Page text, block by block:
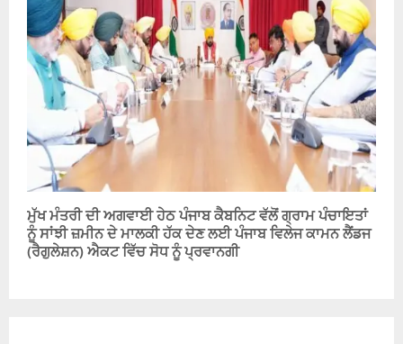
ਮੁੱਖ ਮੰਤਰੀ ਦੀ ਅਗਵਾਈ ਹੇਠ ਪੰਜਾਬ ਕੈਬਨਿਟ ਵੱਲੋਂ ਗ੍ਰਾਮ ਪੰਚਾਇਤਾਂ
ਨੂੰ ਸਾਂਝੀ ਜ਼ਮੀਨ ਦੇ ਮਾਲਕੀ ਹੱਕ ਦੇਣ ਲਈ ਪੰਜਾਬ ਵਿਲੇਜ ਕਾਮਨ ਲੈਂਡਜ
(ਰੈਗੁਲੇਸ਼ਨ) ਐਕਟ ਵਿੱਚ ਸੋਧ ਨੂੰ ਪ੍ਰਵਾਨਗੀ